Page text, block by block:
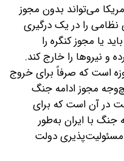
می‌تواند بدون مجوز
۶۰ روز نیرو‌های نظامی را در یک درگیری
یا مجوز کنگره را
و نیرو‌ها را خارج کند.
استثنا، یک مهلت اضافی ۳۰ روزه است که صرفاً برای خروج
مجوز ادامه جنگ
در آن است که برای
جنگ با ایران به‌طور
دولت